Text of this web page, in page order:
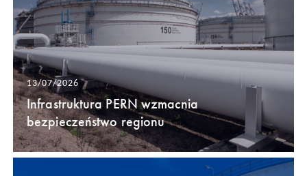
13/07/2026
Infrastruktura PERN wzmacnia
bezpieczeństwo regionu